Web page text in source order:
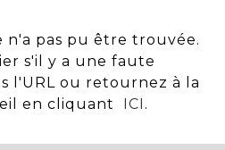
n'a pas pu être trouvée.
s'il y a une faute
l'URL ou retournez à la
en cliquant
ICI .